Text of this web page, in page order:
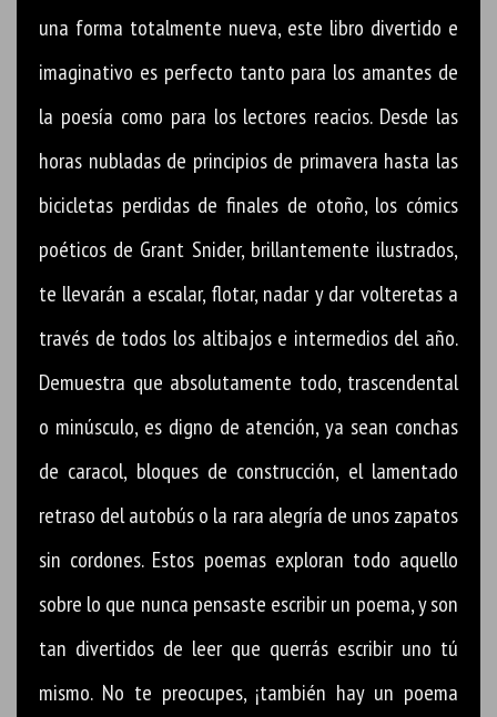
una forma totalmente nueva, este libro divertido e
imaginativo es perfecto tanto para los amantes de
la poesía como para los lectores reacios. Desde las
horas nubladas de principios de primavera hasta las
bicicletas perdidas de finales de otoño, los cómics
poéticos de Grant Snider, brillantemente ilustrados,
te llevarán a escalar, flotar, nadar y dar volteretas a
través de todos los altibajos e intermedios del año.
Demuestra que absolutamente todo, trascendental
o minúsculo, es digno de atención, ya sean conchas
de caracol, bloques de construcción, el lamentado
retraso del autobús o la rara alegría de unos zapatos
sin cordones. Estos poemas exploran todo aquello
sobre lo que nunca pensaste escribir un poema, y son
tan divertidos de leer que querrás escribir uno tú
mismo. No te preocupes, ¡también hay un poema